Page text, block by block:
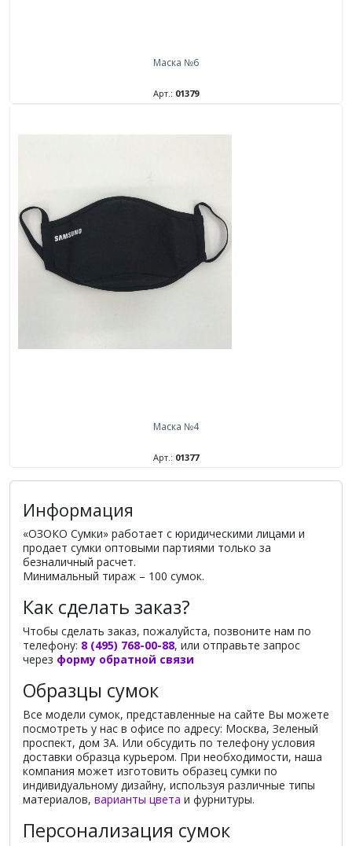
Маска №6
Арт.: 01379
Маска №4
Арт.: 01377
Информация
«ОЗОКО Сумки» работает с юридическими лицами и
продает сумки оптовыми партиями только за
безналичный расчет.
Минимальный тираж – 100 сумок.
Как сделать заказ?
Чтобы сделать заказ, пожалуйста, позвоните нам по
телефону: 8 (495) 768-00-88, или отправьте запрос
через форму обратной связи
Образцы сумок
Все модели сумок, представленные на сайте Вы можете
посмотреть у нас в офисе по адресу: Москва, Зеленый
проспект, дом 3А. Или обсудить по телефону условия
доставки образца курьером. При необходимости, наша
компания может изготовить образец сумки по
индивидуальному дизайну, используя различные типы
материалов, варианты цвета и фурнитуры.
Персонализация сумок